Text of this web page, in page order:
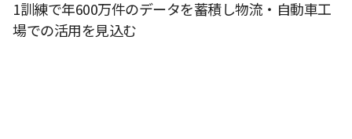
1訓練で年600万件のデータを蓄積し物流・自動車工
場での活用を見込む